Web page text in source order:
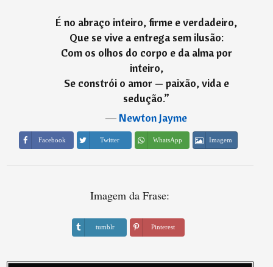
É no abraço inteiro, firme e verdadeiro,
Que se vive a entrega sem ilusão:
Com os olhos do corpo e da alma por
inteiro,
Se constrói o amor — paixão, vida e
sedução.”
―Newton Jayme
Facebook Twitter WhatsApp Imagem
Imagem da Frase:
tumblr Pinterest